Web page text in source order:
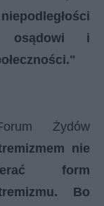
osądowi i
Żydów
nie
form
Bo